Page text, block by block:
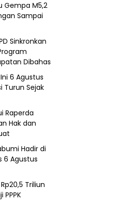
Gempa M5,2
Sampai
Sinkronkan
Dibahas
6 Agustus
Turun Sejak
Raperda
Hak dan
Hadir di
6 Agustus
Triliun